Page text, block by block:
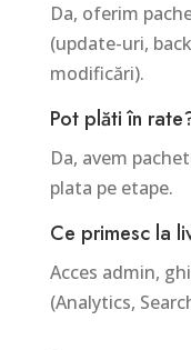
Da, oferim
(update-uri,
modificări).
Pot plăti în
Da, avem
plata pe etape.
Ce primesc la
Acces admin,
(Analytics,